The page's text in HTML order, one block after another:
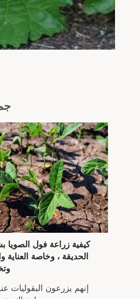
كيفية زراعة فول
الحديقة ، وخاصة
إنهم يزرعون البقوليات